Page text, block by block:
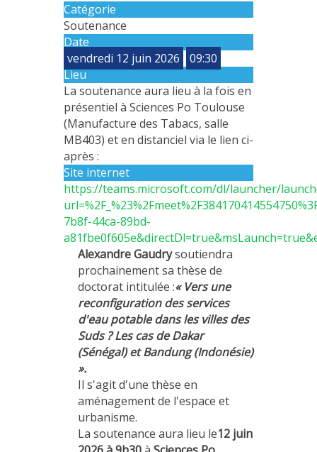
MÉTHODES ET OUTILS
LOGICIELS
PUBLICATIONS SUR HAL
WORKING PAPERS
NOTES THÉMATIQUES
NOS TRAVAUX EN VIDÉO
Catégorie
Soutenance
Date
vendredi 12 juin 2026
09:30
Lieu
La soutenance aura lieu à la fois en
présentiel à Sciences Po Toulouse
(Manufacture des Tabacs, salle
MB403) et en distanciel via le lien ci-
après :
Site internet
https://teams.microsoft.com/dl/launcher/
7b8f-44ca-89bd-
Alexandre Gaudrysoutiendra
prochainement sa thèse de
doctorat intitulée :« Vers une
reconfiguration des services
d'eau potable dans les villes des
Suds ? Les cas de Dakar
(Sénégal) et Bandung (Indonésie)
».
Il s'agit d'une thèse en
aménagement de l'espace et
urbanisme.
La soutenance aura lieu le12 juin